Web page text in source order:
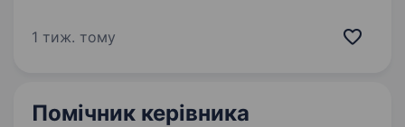
snacks». Детальніше про нас: Ukr-snacks Ми —
1 тиж. тому
Помічник керівника